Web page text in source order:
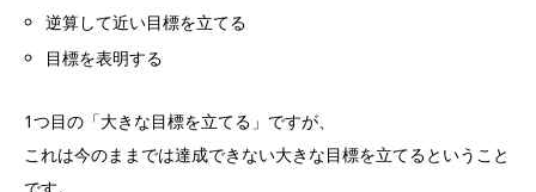
逆算して近い目標を立てる
目標を表明する
1つ目の「大きな目標を立てる 」ですが、
これは今のままでは達成できない大きな目標を立てるということ